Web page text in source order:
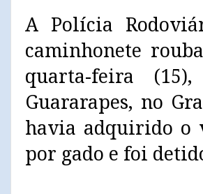
A Polícia
caminhonete
quarta-feira
Guararapes, no
havia adquirido o
por gado e foi